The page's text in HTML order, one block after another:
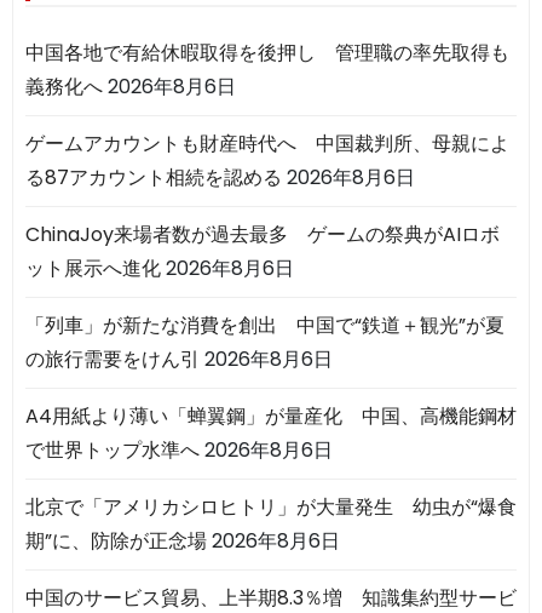
中国各地で有給休暇取得を後押し 管理職の率先取得も
義務化へ2026年8月6日
ゲームアカウントも財産時代へ 中国裁判所、母親によ
る87アカウント相続を認める 2026年8月6日
ChinaJoy来場者数が過去最多 ゲームの祭典がAIロボ
ット展示へ進化2026年8月6日
「列車」が新たな消費を創出 中国で“鉄道＋観光”が夏
の旅行需要をけん引 2026年8月6日
A4用紙より薄い「蝉翼鋼」が量産化 中国、高機能鋼材
で世界トップ水準へ2026年8月6日
北京で「アメリカシロヒトリ」が大量発生 幼虫が“爆食
期”に、防除が正念場2026年8月6日
中国のサービス貿易、上半期8.3％増 知識集約型サービ